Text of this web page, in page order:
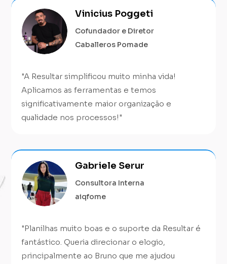
Vinicius Poggeti
Cofundador e Diretor
Caballeros Pomade
"A Resultar simplificou muito minha vida!
Aplicamos as ferramentas e temos
significativamente maior organização e
qualidade nos processos!"
Gabriele Serur
Consultora Interna
aiqfome
"Planilhas muito boas e o suporte da Resultar é
fantástico. Queria direcionar o elogio,
principalmente ao Bruno que me ajudou